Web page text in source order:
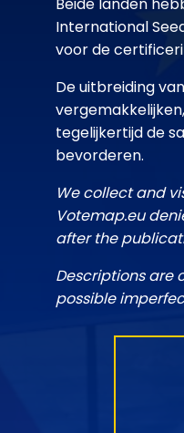
Beide landen
International
voor de
De uitbreiding
tegelijkertijd de
bevorderen.
We collect and
Votemap.eu
after the
Descriptions are
possible